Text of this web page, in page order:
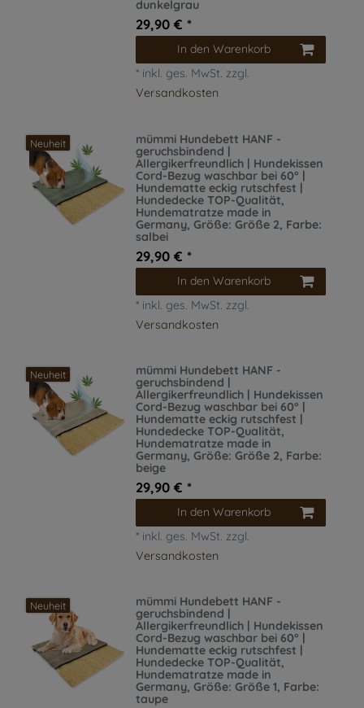
dunkelgrau
29,90 € *
In den Warenkorb
* inkl. ges. MwSt. zzgl.
Versandkosten
Neuheit
mümmi Hundebett HANF -
geruchsbindend |
Allergikerfreundlich | Hundekissen
Cord-Bezug waschbar bei 60° |
Hundematte eckig rutschfest |
Hundedecke TOP-Qualität,
Hundematratze made in
Germany, Größe: Größe 2, Farbe:
salbei
29,90 € *
In den Warenkorb
* inkl. ges. MwSt. zzgl.
Versandkosten
Neuheit
mümmi Hundebett HANF -
geruchsbindend |
Allergikerfreundlich | Hundekissen
Cord-Bezug waschbar bei 60° |
Hundematte eckig rutschfest |
Hundedecke TOP-Qualität,
Hundematratze made in
Germany, Größe: Größe 2, Farbe:
beige
29,90 € *
In den Warenkorb
* inkl. ges. MwSt. zzgl.
Versandkosten
Neuheit
mümmi Hundebett HANF -
geruchsbindend |
Allergikerfreundlich | Hundekissen
Cord-Bezug waschbar bei 60° |
Hundematte eckig rutschfest |
Hundedecke TOP-Qualität,
Hundematratze made in
Germany, Größe: Größe 1, Farbe:
taupe